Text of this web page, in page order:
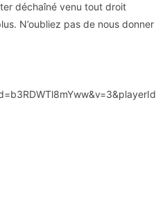
déchaîné venu tout droit
N’oubliez pas de nous donner